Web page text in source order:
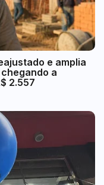
e amplia
a
2.557